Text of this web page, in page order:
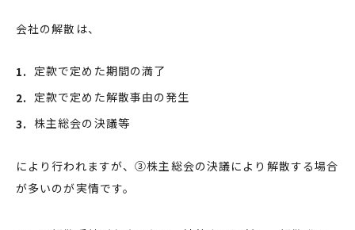
会社の解散は、
定款で定めた期間の満了
定款で定めた解散事由の発生
株主総会の決議等
により行われますが、③株主総会の決議により解散する場合
が多いのが実情です。